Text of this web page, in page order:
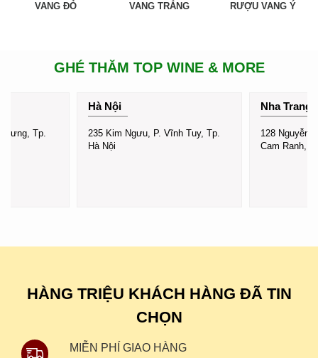
VANG ĐỎ VANG TRẮNG RƯỢU VANG Ý
GHÉ THĂM TOP WINE & MORE
Hưng, Tp.
Hà Nội
235 Kim Ngưu, P. Vĩnh Tuy, Tp.
Hà Nội
Nha Trang
128 Nguyễn
Cam Ranh,
HÀNG TRIỆU KHÁCH HÀNG ĐÃ TIN
CHỌN
MIỄN PHÍ GIAO HÀNG